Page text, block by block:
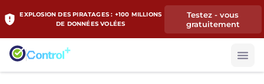
EXPLOSION DES PIRATAGES : +100 MILLIONS
DE DONNÉES VOLÉES
Testez - vous
gratuitement